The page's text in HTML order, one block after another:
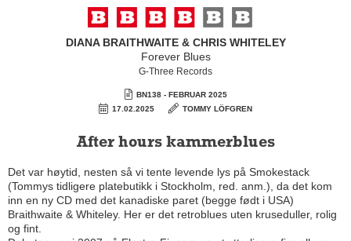
DIANA BRAITHWAITE & CHRIS WHITELEY
Forever Blues
G-Three Records
BN138 - FEBRUAR 2025
17.02.2025
TOMMY LÖFGREN
After hours kammerblues
Det var høytid, nesten så vi tente levende lys på Smokestack
(Tommys tidligere platebutikk i Stockholm, red. anm.), da det kom
inn en ny CD med det kanadiske paret (begge født i USA)
Braithwaite & Whiteley. Her er det retro­blues uten kruseduller, rolig
og fint.